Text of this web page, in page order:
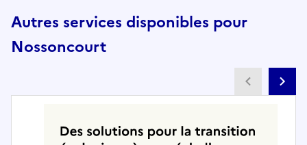
Autres services disponibles pour
Nossoncourt